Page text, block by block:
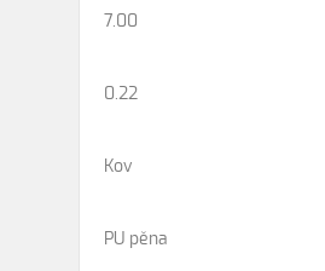
7.00
0.22
Kov
PU pěna